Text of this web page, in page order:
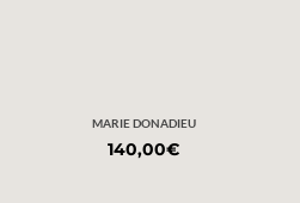
MARIE DONADIEU
140,00€